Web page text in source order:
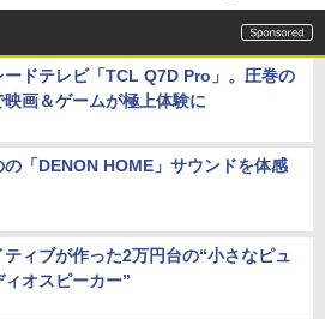
ードテレビ「TCL Q7D Pro」。圧巻の
映画＆ゲームが極上体験に
の「DENON HOME」サウンドを体感
ティブが作った2万円台の“小さなピュ
ィオスピーカー”